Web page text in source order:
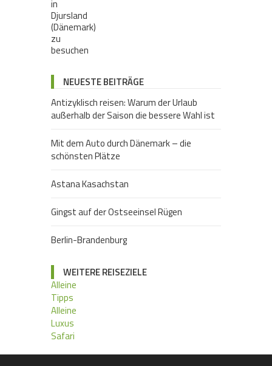
NEUESTE BEITRÄGE
Antizyklisch reisen: Warum der Urlaub
außerhalb der Saison die bessere Wahl ist
Mit dem Auto durch Dänemark – die
schönsten Plätze
Astana Kasachstan
Gingst auf der Ostseeinsel Rügen
Berlin-Brandenburg
WEITERE REISEZIELE
Alleine
Tipps
Alleine
Luxus
Safari